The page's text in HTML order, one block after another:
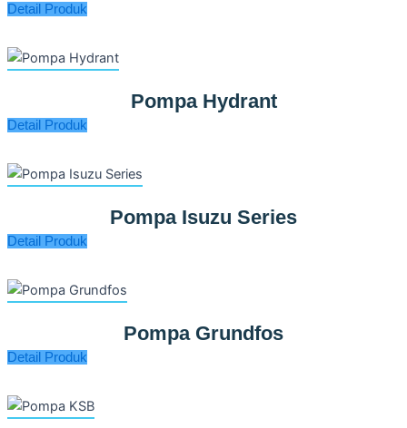
Detail Produk
Pompa Hydrant
Detail Produk
Pompa Isuzu Series
Detail Produk
Pompa Grundfos
Detail Produk